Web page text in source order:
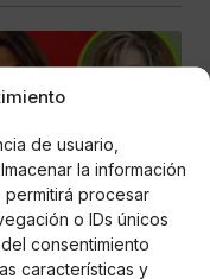
de usuario,
la información
permitirá procesar
o IDs únicos
consentimiento
características y